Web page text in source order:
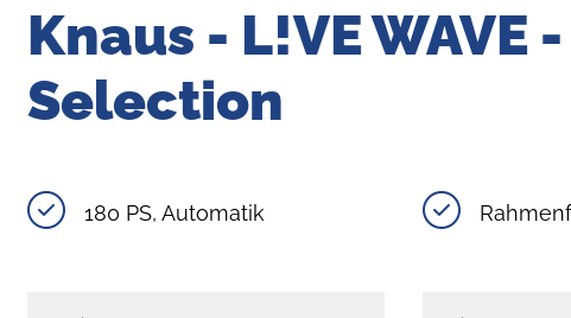
Knaus - L!VE WAVE
Selection
180 PS, Automatik